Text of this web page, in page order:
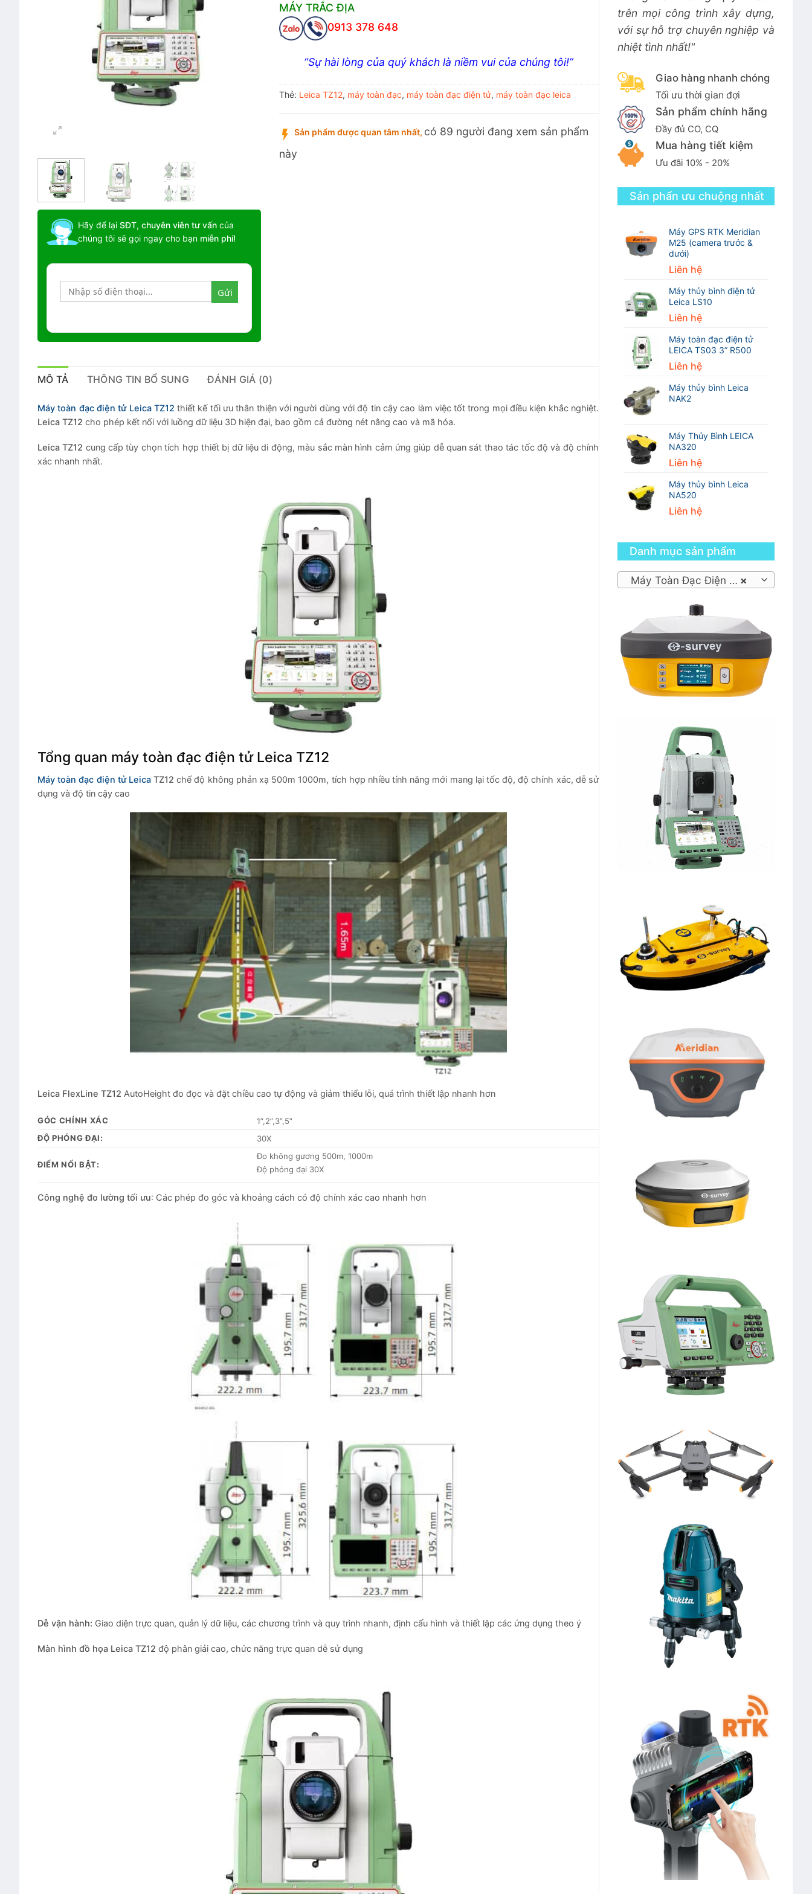
trên mọi công trình xây dựng,
với sự hỗ trợ chuyên nghiệp và
nhiệt tình nhất!"
Giao hàng nhanh chóng
Tối ưu thời gian đợi
Sản phẩm chính hãng
Đầy đủ CO, CQ
Mua hàng tiết kiệm
Ưu đãi 10% - 20%
Sản phẩn ưu chuộng nhất
Máy GPS RTK Meridian
M25 (camera trước &
dưới)
Liên hệ
Máy thủy bình điện tử
Leica LS10
Liên hệ
Máy toàn đạc điện tử
LEICA TS03 3” R500
Liên hệ
Máy thủy bình Leica
NAK2
Máy Thủy Bình LEICA
NA320
Liên hệ
Máy thủy bình Leica
NA520
Liên hệ
Danh mục sản phẩm
×
Máy Toàn Đạc Điện Tử Cũ
Hãy để lại SĐT, chuyên viên tư vấn của
chúng tôi sẽ gọi ngay cho bạn miễn phí!
MÁY TRẮC ĐỊA
0913 378 648
“Sự hài lòng của quý khách là niềm vui của chúng tôi!”
Thẻ: Leica TZ12, máy toàn đạc, máy toàn đạc điện tử, máy toàn đạc leica
Sản phẩm được quan tâm nhất, có 89 người đang xem sản phẩm
này
MÔ TẢ THÔNG TIN BỔ SUNG ĐÁNH GIÁ (0)
Máy toàn đạc điện tử Leica TZ12 thiết kế tối ưu thân thiện với người dùng với độ tin cậy cao làm việc tốt trong mọi điều kiện khắc nghiệt.
Leica TZ12 cho phép kết nối với luồng dữ liệu 3D hiện đại, bao gồm cả đường nét nâng cao và mã hóa.
Leica TZ12 cung cấp tùy chọn tích hợp thiết bị dữ liệu di động, màu sắc màn hình cảm ứng giúp dễ quan sát thao tác tốc độ và độ chính
xác nhanh nhất.
Tổng quan máy toàn đạc điện tử Leica TZ12
Máy toàn đạc điện tử LeicaTZ12 chế độ không phản xạ 500m 1000m, tích hợp nhiều tính năng mới mang lại tốc độ, độ chính xác, dễ sử
dụng và độ tin cậy cao
Leica FlexLine TZ12 AutoHeight đo đọc và đặt chiều cao tự động và giảm thiểu lỗi, quá trình thiết lập nhanh hơn
GÓC CHÍNH XÁC
1”,2”,3”,5”
ĐỘ PHÓNG ĐẠI:
30X
ĐIỂM NỔI BẬT:
Đo không gương 500m, 1000m
Độ phóng đại 30X
Công nghệ đo lường tối ưu: Các phép đo góc và khoảng cách có độ chính xác cao nhanh hơn
Dễ vận hành: Giao diện trực quan, quản lý dữ liệu, các chương trình và quy trình nhanh, định cấu hình và thiết lập các ứng dụng theo ý
Màn hình đồ họa Leica TZ12 độ phân giải cao, chức năng trực quan dễ sử dụng